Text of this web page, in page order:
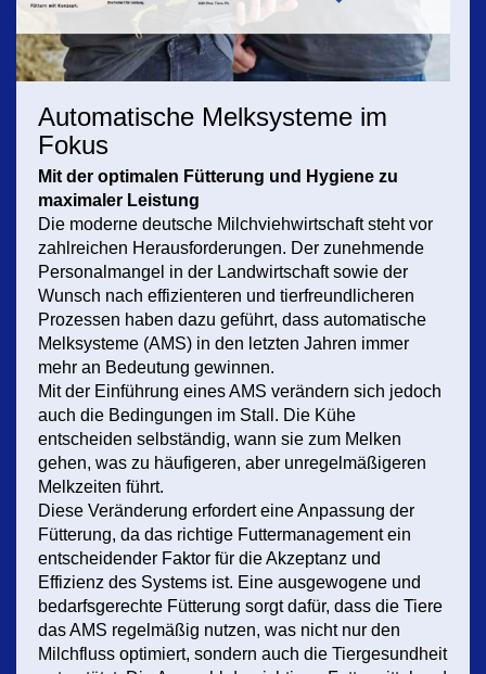
Automatische Melksysteme im
Fokus
Mit der optimalen Fütterung und Hygiene zu
maximaler Leistung
Die moderne deutsche Milchviehwirtschaft steht vor
zahlreichen Herausforderungen. Der zunehmende
Personalmangel in der Landwirtschaft sowie der
Wunsch nach effizienteren und tierfreundlicheren
Prozessen haben dazu geführt, dass automatische
Melksysteme (AMS) in den letzten Jahren immer
mehr an Bedeutung gewinnen.
Mit der Einführung eines AMS verändern sich jedoch
auch die Bedingungen im Stall. Die Kühe
entscheiden selbständig, wann sie zum Melken
gehen, was zu häufigeren, aber unregelmäßigeren
Melkzeiten führt.
Diese Veränderung erfordert eine Anpassung der
Fütterung, da das richtige Futtermanagement ein
entscheidender Faktor für die Akzeptanz und
Effizienz des Systems ist. Eine ausgewogene und
bedarfsgerechte Fütterung sorgt dafür, dass die Tiere
das AMS regelmäßig nutzen, was nicht nur den
Milchfluss optimiert, sondern auch die Tiergesundheit